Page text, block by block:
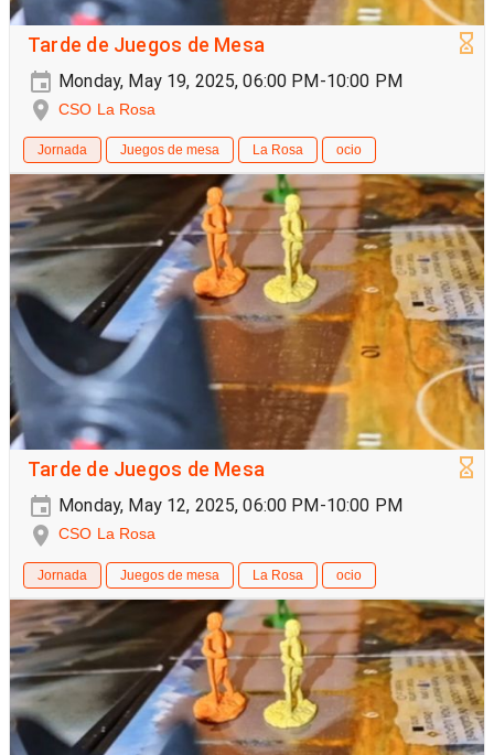
Tarde de Juegos de Mesa
Monday, May 19, 2025, 06:00 PM-10:00 PM
CSO La Rosa
Jornada Juegos de mesa La Rosa ocio
Tarde de Juegos de Mesa
Monday, May 12, 2025, 06:00 PM-10:00 PM
CSO La Rosa
Jornada Juegos de mesa La Rosa ocio